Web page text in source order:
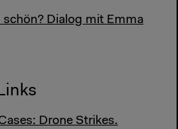
Dialog mit Emma
Drone Strikes.